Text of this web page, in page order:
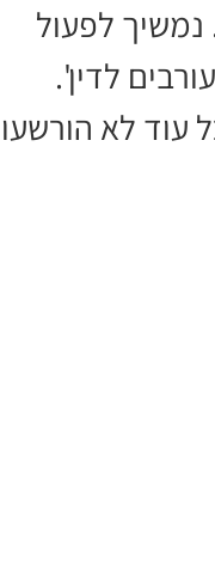
נמשיך לפעול
לדין'.
עוד לא הורשעו